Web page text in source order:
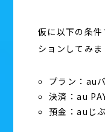
仮に以下の条
ションしてみま
プラン：au
決済：au
預金：auじ